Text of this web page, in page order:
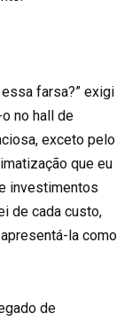
farsa?” exigi
no hall de
exceto pelo
que eu
investimentos
de cada custo,
la como
de